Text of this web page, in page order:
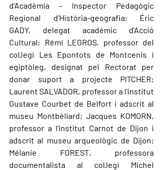
d'Acadèmia - Inspector Pedagògic
Regional d'Història-geografia; Éric
GADY, delegat acadèmic d'Acció
Cultural; Rémi LEGROS, professor del
col·legi Les Epontots de Montcenis i
egiptòleg, designat pel Rectorat per
donar suport a projecte PITCHER;
Laurent SALVADOR, professor a l'institut
Gustave Courbet de Belfort i adscrit al
museu Montbéliard; Jacques KOMORN,
professor a l'institut Carnot de Dijon i
adscrit al museu arqueològic de Dijon;
Mélanie FOREST, professora
documentalista al col·legi Michel